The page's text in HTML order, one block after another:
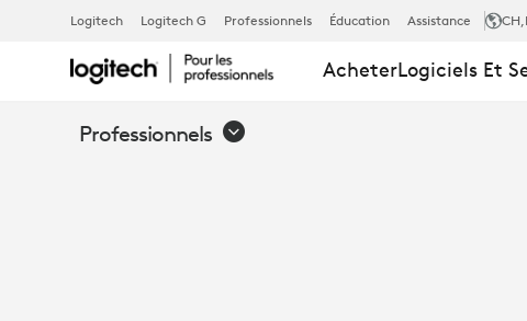
LES
Logitech Logitech G Professionnels Éducation Assistance CH
AcheterLogiciels Et
Professionnels